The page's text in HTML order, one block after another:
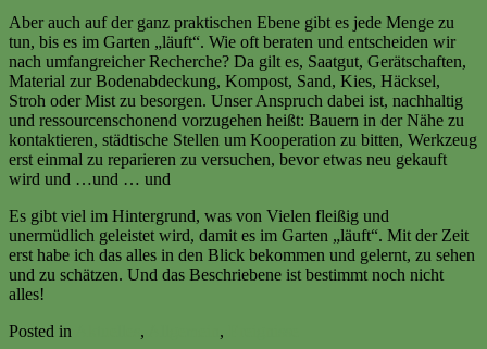
Aber auch auf der ganz praktischen Ebene gibt es jede Menge zu
tun, bis es im Garten „läuft“. Wie oft beraten und entscheiden wir
nach umfangreicher Recherche? Da gilt es, Saatgut, Gerätschaften,
Material zur Bodenabdeckung, Kompost, Sand, Kies, Häcksel,
Stroh oder Mist zu besorgen. Unser Anspruch dabei ist, nachhaltig
und ressourcenschonend vorzugehen heißt: Bauern in der Nähe zu
kontaktieren, städtische Stellen um Kooperation zu bitten, Werkzeug
erst einmal zu reparieren zu versuchen, bevor etwas neu gekauft
wird und …und … und
Es gibt viel im Hintergrund, was von Vielen fleißig und
unermüdlich geleistet wird, damit es im Garten „läuft“. Mit der Zeit
erst habe ich das alles in den Blick bekommen und gelernt, zu sehen
und zu schätzen. Und das Beschriebene ist bestimmt noch nicht
alles!
Posted in
, ,